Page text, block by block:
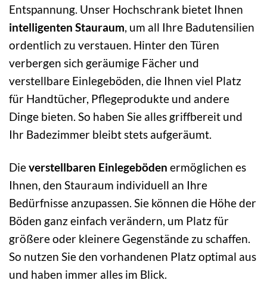
Entspannung. Unser Hochschrank bietet Ihnen
intelligenten Stauraum, um all Ihre Badutensilien
ordentlich zu verstauen. Hinter den Türen
verbergen sich geräumige Fächer und
verstellbare Einlegeböden, die Ihnen viel Platz
für Handtücher, Pflegeprodukte und andere
Dinge bieten. So haben Sie alles griffbereit und
Ihr Badezimmer bleibt stets aufgeräumt.
Dieverstellbaren Einlegeböden ermöglichen es
Ihnen, den Stauraum individuell an Ihre
Bedürfnisse anzupassen. Sie können die Höhe der
Böden ganz einfach verändern, um Platz für
größere oder kleinere Gegenstände zu schaffen.
So nutzen Sie den vorhandenen Platz optimal aus
und haben immer alles im Blick.